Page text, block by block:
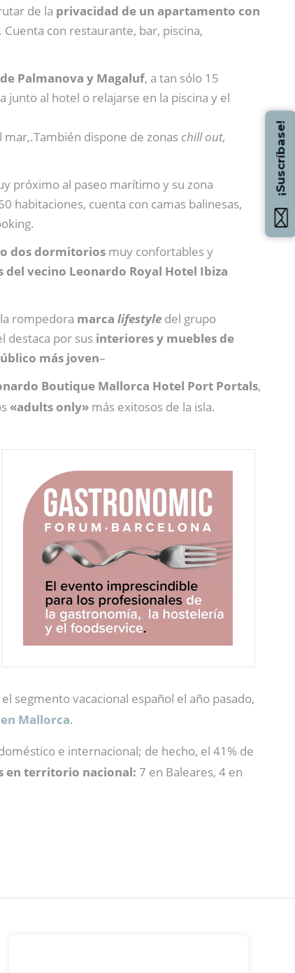
de la privacidad de un apartamento con
con restaurante, bar, piscina,
Palmanova y Magaluf, a tan sólo 15
junto al hotel o relajarse en la piscina y el
dispone de zonas chill out,
próximo al paseo marítimo y su zona
habitaciones, cuenta con camas balinesas,
dos dormitorios muy confortables y
del vecino Leonardo Royal Hotel Ibiza
rompedora marca lifestyle del grupo
destaca por sus interiores y muebles de
más joven–
Boutique Mallorca Hotel Port Portals,
«adults only» más exitosos de la isla.
segmento vacacional español el año pasado,
Mallorca.
e internacional; de hecho, el 41% de
en territorio nacional: 7 en Baleares, 4 en
¡Suscríbase!